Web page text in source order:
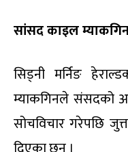
सांसद काइल
सिड्नी मर्निङ
म्याकगिनले संसदको
सोचविचार गरेपछि